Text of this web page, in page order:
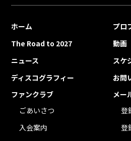
ホーム
プロ
The Road to 2027
動画
ニュース
スケ
ディスコグラフィー
お問
ファンクラブ
ごあいさつ
入会案内
メー
登
登